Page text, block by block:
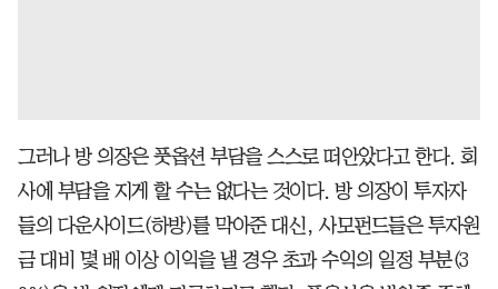
그러나 방 의장은 풋옵션 부담을 스스로 떠안았다고 한다. 회
사에 부담을 지게 할 수는 없다는 것이다. 방 의장이 투자자
들의 다운사이드(하방)를 막아준 대신, 사모펀드들은 투자원
금 대비 몇 배 이상 이익을 낼 경우 초과 수익의 일정 부분(3